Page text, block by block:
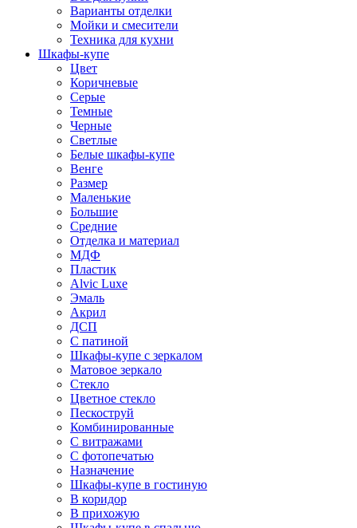
Варианты отделки
Мойки и смесители
Техника для кухни
Шкафы-купе
Цвет
Коричневые
Серые
Темные
Черные
Светлые
Белые шкафы-купе
Венге
Размер
Маленькие
Большие
Средние
Отделка и материал
МДФ
Пластик
Alvic Luxe
Эмаль
Акрил
ДСП
С патиной
Шкафы-купе с зеркалом
Матовое зеркало
Стекло
Цветное стекло
Пескоструй
Комбинированные
С витражами
С фотопечатью
Назначение
Шкафы-купе в гостиную
В коридор
В прихожую